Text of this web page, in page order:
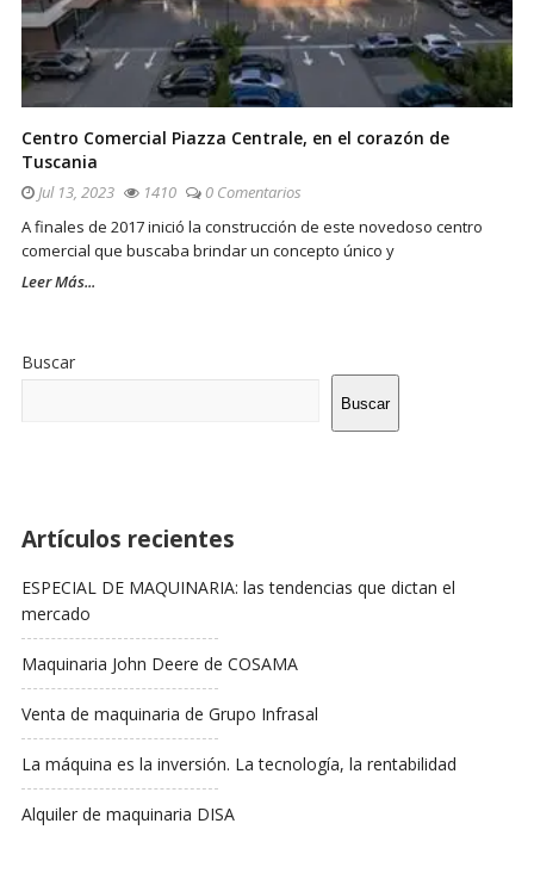
Centro Comercial Piazza Centrale, en el corazón de
Tuscania
Jul 13, 2023 1410
0 Comentarios
A finales de 2017 inició la construcción de este novedoso centro
comercial que buscaba brindar un concepto único y
Leer Más...
De
La
Lateral
Buscar
Buscar
Artículos recientes
ESPECIAL DE MAQUINARIA: las tendencias que dictan el
mercado
Maquinaria John Deere de COSAMA
Venta de maquinaria de Grupo Infrasal
La máquina es la inversión. La tecnología, la rentabilidad
Alquiler de maquinaria DISA